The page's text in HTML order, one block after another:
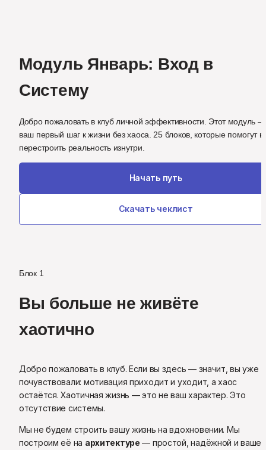
Модуль Январь: Вход в
Систему
Добро пожаловать в клуб личной эффективности. Этот модуль —
ваш первый шаг к жизни без хаоса. 25 блоков, которые помогут
перестроить реальность изнутри.
Начать путь
Скачать чеклист
Блок 1
Вы больше не живёте
хаотично
Добро пожаловать в клуб. Если вы здесь — значит, вы уже
почувствовали: мотивация приходит и уходит, а хаос
остаётся. Хаотичная жизнь — это не ваш характер. Это
отсутствие системы.
Мы не будем строить вашу жизнь на вдохновении. Мы
построим её на архитектуре — простой, надёжной и